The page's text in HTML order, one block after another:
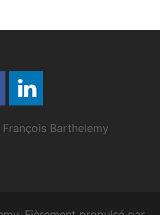
Barthelemy